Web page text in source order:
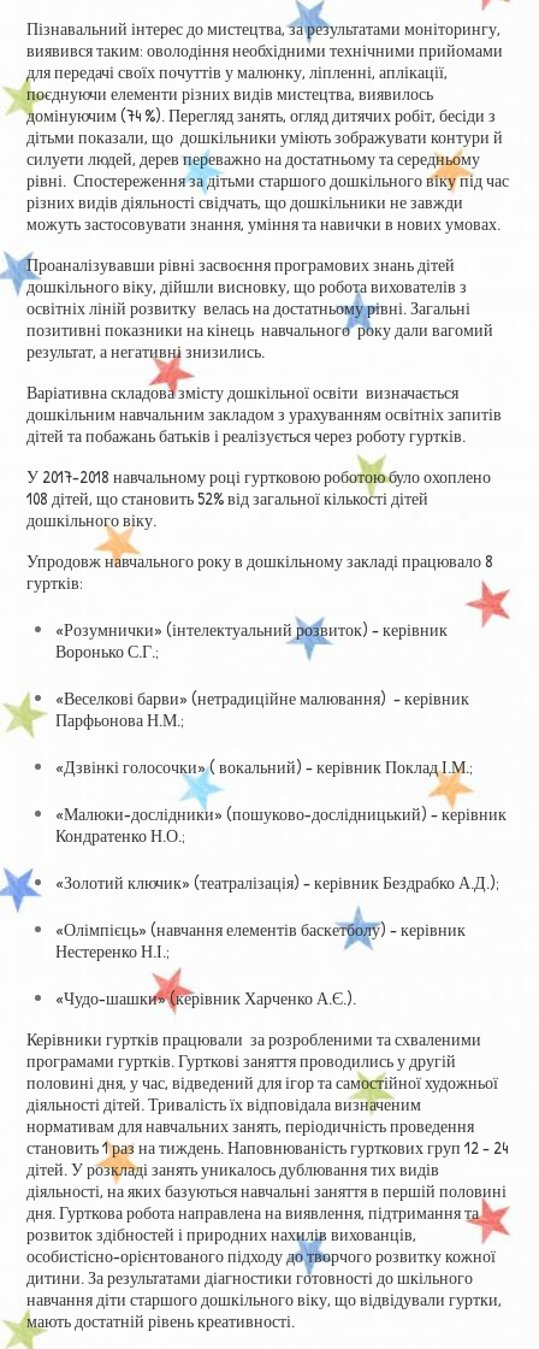
Пізнавальний інтерес до мистецтва, за результатами моніторингу,
виявився таким: оволодіння необхідними технічними прийомами
для передачі своїх почуттів у малюнку, ліпленні, аплікації,
поєднуючи елементи різних видів мистецтва, виявилось
домінуючим (74 %). Перегляд занять, огляд дитячих робіт, бесіди з
дітьми показали, що дошкільники уміють зображувати контури й
силуети людей, дерев переважно на достатньому та середньому
рівні. Спостереження за дітьми старшого дошкільного віку під час
різних видів діяльності свідчать, що дошкільники не завжди
можуть застосовувати знання, уміння та навички в нових умовах.
Проаналізувавши рівні засвоєння програмових знань дітей
дошкільного віку, дійшли висновку, що робота вихователів з
освітніх ліній розвитку велась на достатньому рівні. Загальні
позитивні показники на кінець навчального року дали вагомий
результат, а негативні знизились.
Варіативна складова змісту дошкільної освіти визначається
дошкільним навчальним закладом з урахуванням освітніх запитів
дітей та побажань батьків і реалізується через роботу гуртків.
У 2017-2018 навчальному році гуртковою роботою було охоплено
108 дітей, що становить 52% від загальної кількості дітей
дошкільного віку.
Упродовж навчального року в дошкільному закладі працювало 8
гуртків:
«Розумнички» (інтелектуальний розвиток) – керівник
Воронько С.Г.;
«Веселкові барви» (нетрадиційне малювання) – керівник
Парфьонова Н.М.;
«Дзвінкі голосочки» ( вокальний) – керівник Поклад І.М.;
«Малюки-дослідники» (пошуково-дослідницький) – керівник
Кондратенко Н.О.;
«Золотий ключик» (театралізація) – керівник Бездрабко А.Д.);
«Олімпієць» (навчання елементів баскетболу) – керівник
Нестеренко Н.І.;
«Чудо-шашки» (керівник Харченко А.Є.).
Керівники гуртків працювали за розробленими та схваленими
програмами гуртків. Гурткові заняття проводились у другій
половині дня, у час, відведений для ігор та самостійної художньої
діяльності дітей. Тривалість їх відповідала визначеним
нормативам для навчальних занять, періодичність проведення
становить 1 раз на тиждень. Наповнюваність гурткових груп 12 – 24
дітей. У розкладі занять уникалось дублювання тих видів
діяльності, на яких базуються навчальні заняття в першій половині
дня. Гурткова робота направлена на виявлення, підтримання та
розвиток здібностей і природних нахилів вихованців,
особистісно-орієнтованого підходу до творчого розвитку кожної
дитини. За результатами діагностики готовності до шкільного
навчання діти старшого дошкільного віку, що відвідували гуртки,
мають достатній рівень креативності.